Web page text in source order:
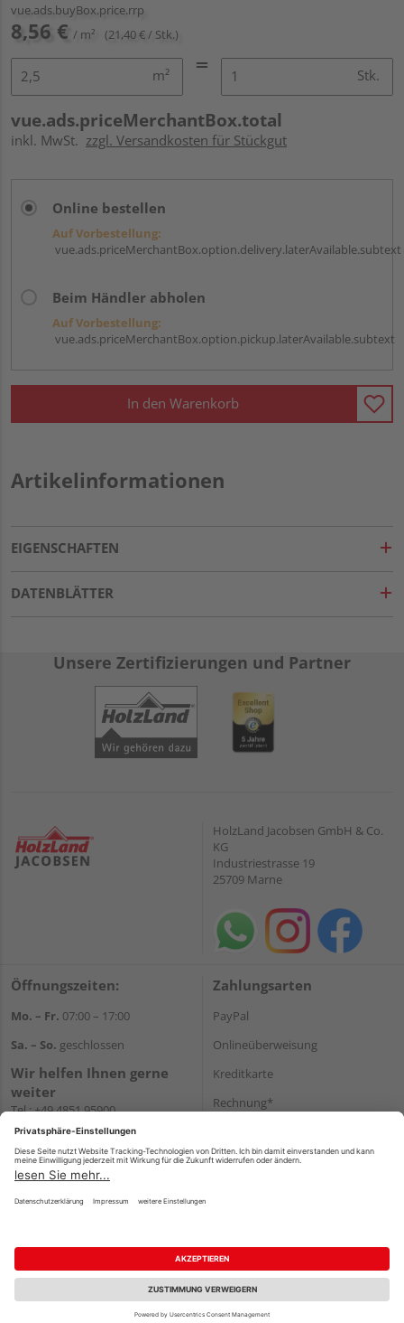
vue.ads.buyBox.price.rrp
8,56 € / m² (21,40 € / Stk.)
m² Stk.
vue.ads.priceMerchantBox.total
inkl. MwSt. zzgl. Versandkosten für Stückgut
Online bestellen
Auf Vorbestellung:
vue.ads.priceMerchantBox.option.delivery.laterAvailable.subtext
Beim Händler abholen
Auf Vorbestellung:
vue.ads.priceMerchantBox.option.pickup.laterAvailable.subtext
In den Warenkorb
Artikelinformationen
EIGENSCHAFTEN
DATENBLÄTTER
Unsere Zertifizierungen und Partner
HolzLand Jacobsen GmbH & Co.
KG
Industriestrasse 19
25709 Marne
Öffnungszeiten:
Mo. – Fr. 07:00 – 17:00
Sa. – So. geschlossen
Wir helfen Ihnen gerne
weiter
Tel.:+49 4851 95900
E-Mail:info@holzland-
WhatsApp
Zahlungsarten
PayPal
Onlineüberweisung
Kreditkarte
Rechnung*
Versand
Impressum AGB Widerruf
Datenschutz
Reservierungsbedingungen
Vertrag widerrufen